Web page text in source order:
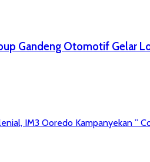
Gandeng Otomotif Gelar
IM3 Ooredo Kampanyekan ”